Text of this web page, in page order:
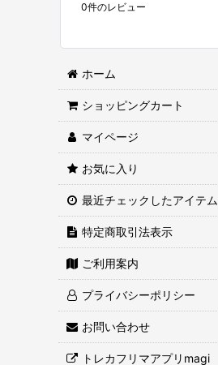
0件のレビュー
ホーム
ショッピングカート
マイページ
お気に入り
最近チェックしたアイテム
特定商取引法表示
ご利用案内
プライバシーポリシー
お問い合わせ
トレカフリマアプリmagi